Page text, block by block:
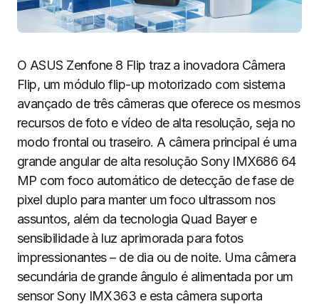
O ASUS Zenfone 8 Flip traz a inovadora Câmera
Flip, um módulo flip-up motorizado com sistema
avançado de três câmeras que oferece os mesmos
recursos de foto e vídeo de alta resolução, seja no
modo frontal ou traseiro. A câmera principal é uma
grande angular de alta resolução Sony IMX686 64
MP com foco automático de detecção de fase de
pixel duplo para manter um foco ultrassom nos
assuntos, além da tecnologia Quad Bayer e
sensibilidade à luz aprimorada para fotos
impressionantes – de dia ou de noite. Uma câmera
secundária de grande ângulo é alimentada por um
sensor Sony IMX363 e esta câmera suporta